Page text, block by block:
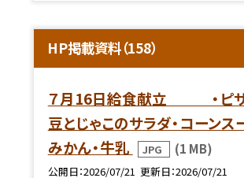
HP掲載資料（158）
７月16日給食献立 ・ピザ
豆とじゃこのサラダ・コーンス
みかん・牛乳
JPG (1 MB)
公開日 2026/07/21 更新日 2026/07/21